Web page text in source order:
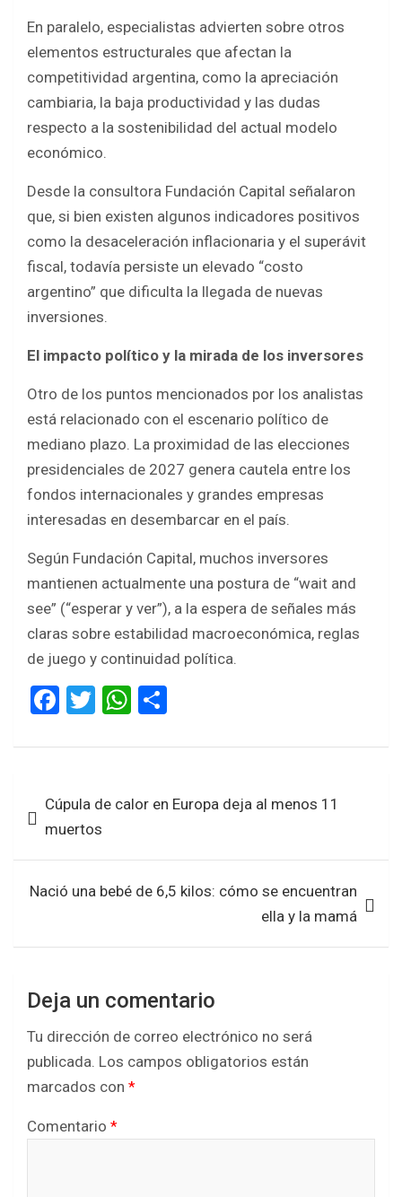
En paralelo, especialistas advierten sobre otros
elementos estructurales que afectan la
competitividad argentina, como la apreciación
cambiaria, la baja productividad y las dudas
respecto a la sostenibilidad del actual modelo
económico.
Desde la consultora Fundación Capital señalaron
que, si bien existen algunos indicadores positivos
como la desaceleración inflacionaria y el superávit
fiscal, todavía persiste un elevado “costo
argentino” que dificulta la llegada de nuevas
inversiones.
El impacto político y la mirada de los inversores
Otro de los puntos mencionados por los analistas
está relacionado con el escenario político de
mediano plazo. La proximidad de las elecciones
presidenciales de 2027 genera cautela entre los
fondos internacionales y grandes empresas
interesadas en desembarcar en el país.
Según Fundación Capital, muchos inversores
mantienen actualmente una postura de “wait and
see” (“esperar y ver”), a la espera de señales más
claras sobre estabilidad macroeconómica, reglas
de juego y continuidad política.
F
ce
o
o
k
T
tt
W
at
A
p
ar
de Cúpula de calor en Europa deja al menos 11
muertos
Nació una bebé de 6,5 kilos: cómo se encuentran
ella y la mamá
Deja un comentario
Tu dirección de correo electrónico no será
publicada. Los campos obligatorios están
marcados con *
Comentario *